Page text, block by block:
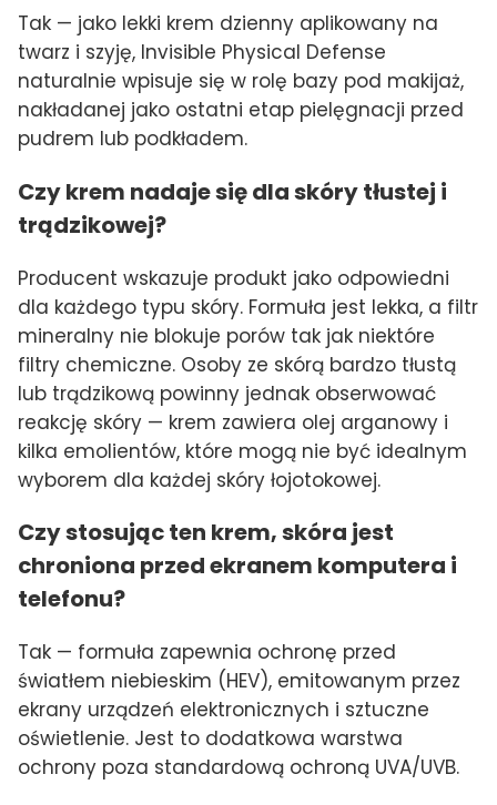
Tak — jako lekki krem dzienny aplikowany na
twarz i szyję, Invisible Physical Defense
naturalnie wpisuje się w rolę bazy pod makijaż,
nakładanej jako ostatni etap pielęgnacji przed
pudrem lub podkładem.
Czy krem nadaje się dla skóry tłustej i
trądzikowej?
Producent wskazuje produkt jako odpowiedni
dla każdego typu skóry. Formuła jest lekka, a filtr
mineralny nie blokuje porów tak jak niektóre
filtry chemiczne. Osoby ze skórą bardzo tłustą
lub trądzikową powinny jednak obserwować
reakcję skóry — krem zawiera olej arganowy i
kilka emolientów, które mogą nie być idealnym
wyborem dla każdej skóry łojotokowej.
Czy stosując ten krem, skóra jest
chroniona przed ekranem komputera i
telefonu?
Tak — formuła zapewnia ochronę przed
światłem niebieskim (HEV), emitowanym przez
ekrany urządzeń elektronicznych i sztuczne
oświetlenie. Jest to dodatkowa warstwa
ochrony poza standardową ochroną UVA/UVB.